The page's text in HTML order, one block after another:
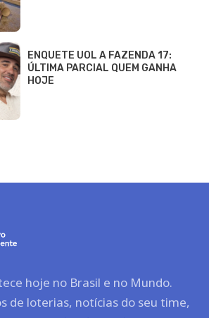
ENQUETE UOL A FAZENDA 17:
ÚLTIMA PARCIAL QUEM GANHA
HOJE
hoje no Brasil e no Mundo.
de loterias, notícias do seu time,